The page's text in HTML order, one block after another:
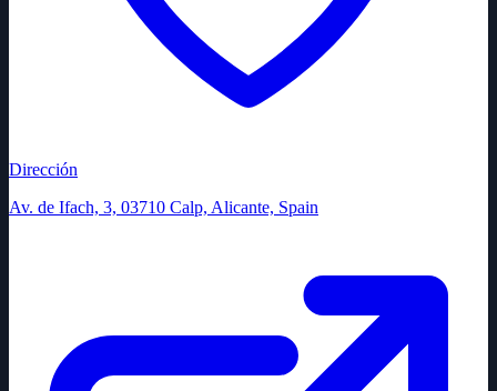
Dirección
Av. de Ifach, 3, 03710 Calp, Alicante, Spain